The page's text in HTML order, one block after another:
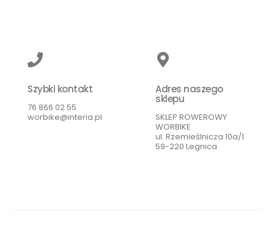
Szybki kontakt
76 866 02 55
worbike@interia.pl
Adres naszego
sklepu
SKLEP ROWEROWY
WORBIKE
ul. Rzemieślnicza 10a/1
59-220 Legnica